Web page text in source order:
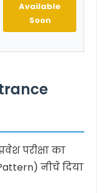
Available
Soon
परीक्षा का
नीचे दिया